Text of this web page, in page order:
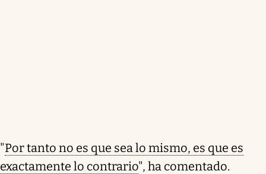
"Por tanto no es que sea lo mismo, es que es
exactamente lo contrario", ha comentado.